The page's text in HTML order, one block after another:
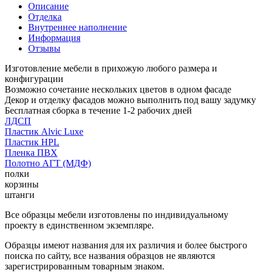
Описание
Отделка
Внутреннее наполнение
Информация
Отзывы
Изготовление мебели в прихожую любого размера и
конфигурации
Возможно сочетание нескольких цветов в одном фасаде
Декор и отделку фасадов можно выполнить под вашу задумку
Бесплатная сборка в течение 1-2 рабочих дней
ЛДСП
Пластик Alvic Luxe
Пластик HPL
Пленка ПВХ
Полотно АГТ (МДФ)
полки
корзины
штанги
Все образцы мебели изготовлены по индивидуальному
проекту в единственном экземпляре.
Образцы имеют названия для их различия и более быстрого
поиска по сайту, все названия образцов не являются
зарегистрированным товарным знаком.